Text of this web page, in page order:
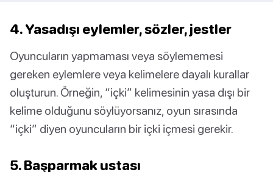
4. Yasadışı eylemler, sözler, jestler
Oyuncuların yapmaması veya söylememesi
gereken eylemlere veya kelimelere dayalı kurallar
oluşturun. Örneğin, “içki” kelimesinin yasa dışı bir
kelime olduğunu söylüyorsanız, oyun sırasında
“içki” diyen oyuncuların bir içki içmesi gerekir.
5. Başparmak ustası